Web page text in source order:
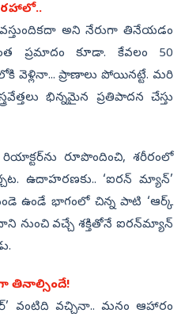
అని నేరుగా తినేయడం
ప్రమాదం కూడా. కేవలం 50
వెళ్లినా... ప్రాణాలు పోయినట్టే. మరి
భిన్నమైన ప్రతిపాదన చేస్తు
రూపొందించి, శరీరంలో
ఉదాహరణకు.. ‘ఐరన్‌ మ్యాన్‌’
ఉండే భాగంలో చిన్న పాటి ‘ఆర్క్‌
నుంచి వచ్చే శక్తితోనే ఐరన్‌మ్యాన్‌
తినాల్సిందే!
వంటిది వచ్చినా.. మనం ఆహారం